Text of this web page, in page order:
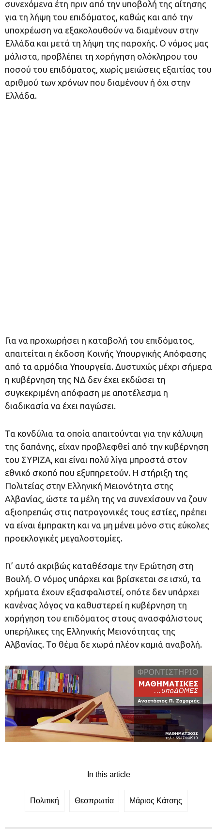
συνεχόμενα έτη πριν από την υποβολή της αίτησης
για τη λήψη του επιδόματος, καθώς και από την
υποχρέωση να εξακολουθούν να διαμένουν στην
Ελλάδα και μετά τη λήψη της παροχής. Ο νόμος μας
μάλιστα, προβλέπει τη χορήγηση ολόκληρου του
ποσού του επιδόματος, χωρίς μειώσεις εξαιτίας του
αριθμού των χρόνων που διαμένουν ή όχι στην
Ελλάδα.
Για να προχωρήσει η καταβολή του επιδόματος,
απαιτείται η έκδοση Κοινής Υπουργικής Απόφασης
από τα αρμόδια Υπουργεία. Δυστυχώς μέχρι σήμερα
η κυβέρνηση της ΝΔ δεν έχει εκδώσει τη
συγκεκριμένη απόφαση με αποτέλεσμα η
διαδικασία να έχει παγώσει.
Τα κονδύλια τα οποία απαιτούνται για την κάλυψη
της δαπάνης, είχαν προβλεφθεί από την κυβέρνηση
του ΣΥΡΙΖΑ, και είναι πολύ λίγα μπροστά στον
εθνικό σκοπό που εξυπηρετούν. Η στήριξη της
Πολιτείας στην Ελληνική Μειονότητα στης
Αλβανίας, ώστε τα μέλη της να συνεχίσουν να ζουν
αξιοπρεπώς στις πατρογονικές τους εστίες, πρέπει
να είναι έμπρακτη και να μη μένει μόνο στις εύκολες
προεκλογικές μεγαλοστομίες.
Γι’ αυτό ακριβώς καταθέσαμε την Ερώτηση στη
Βουλή. Ο νόμος υπάρχει και βρίσκεται σε ισχύ, τα
χρήματα έχουν εξασφαλιστεί, οπότε δεν υπάρχει
κανένας λόγος να καθυστερεί η κυβέρνηση τη
χορήγηση του επιδόματος στους ανασφάλιστους
υπερήλικες της Ελληνικής Μειονότητας της
Αλβανίας. Το θέμα δε χωρά πλέον καμιά αναβολή.
In this article
Πολιτική Θεσπρωτία Μάριος Κάτσης